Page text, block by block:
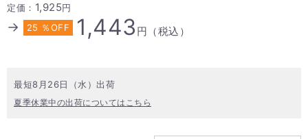
定価： 1,925円
→ 25 ％OFF 1,443 円（税込）
最短8月26日（水）出荷
夏季休業中の出荷についてはこちら